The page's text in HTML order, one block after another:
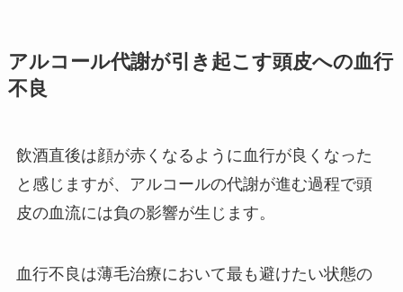
アルコール代謝が引き起こす頭皮への血行
不良
飲酒直後は顔が赤くなるように血行が良くなった
と感じますが、アルコールの代謝が進む過程で頭
皮の血流には負の影響が生じます。
血行不良は薄毛治療において最も避けたい状態の